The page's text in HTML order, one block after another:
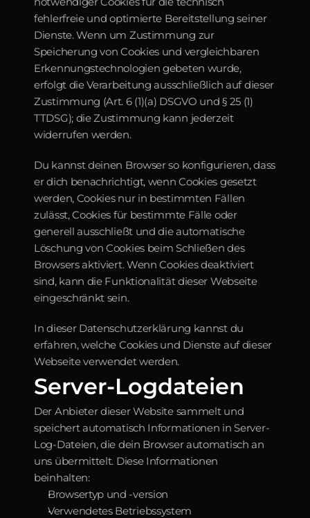
fehlerfreie und optimierte Bereitstellung seiner
Dienste. Wenn um Zustimmung zur
Speicherung von Cookies und vergleichbaren
Erkennungstechnologien gebeten wurde,
erfolgt die Verarbeitung ausschließlich auf dieser
Zustimmung (Art. 6 (1)(a) DSGVO und § 25 (1)
TTDSG); die Zustimmung kann jederzeit
widerrufen werden.
Du kannst deinen Browser so konfigurieren, dass
er dich benachrichtigt, wenn Cookies gesetzt
werden, Cookies nur in bestimmten Fällen
zulässt, Cookies für bestimmte Fälle oder
generell ausschließt und die automatische
Löschung von Cookies beim Schließen des
Browsers aktiviert. Wenn Cookies deaktiviert
sind, kann die Funktionalität dieser Webseite
eingeschränkt sein.
In dieser Datenschutzerklärung kannst du
erfahren, welche Cookies und Dienste auf dieser
Webseite verwendet werden.
Server-Logdateien
Der Anbieter dieser Website sammelt und
speichert automatisch Informationen in Server-
Log-Dateien, die dein Browser automatisch an
uns übermittelt. Diese Informationen
beinhalten:
Browsertyp und -version
Verwendetes Betriebssystem